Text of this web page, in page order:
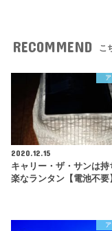
RECOMMEND こ
2020.12.15
キャリー・ザ・サンは持
楽なランタン【電池不要